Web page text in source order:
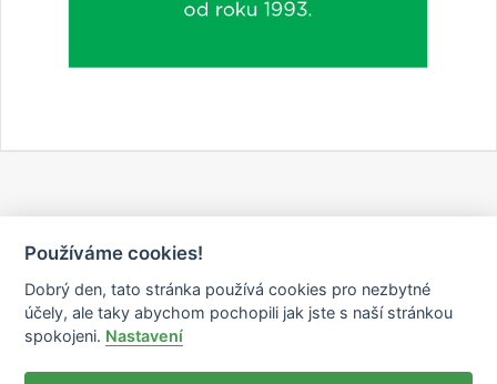
Používáme cookies!
Dobrý den, tato stránka používá cookies pro nezbytné
účely, ale taky abychom pochopili jak jste s naší stránkou
spokojeni. Nastavení